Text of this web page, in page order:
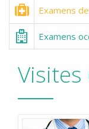
Examens
Examens
Visites